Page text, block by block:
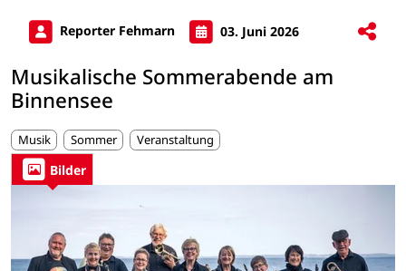
Reporter Fehmarn 03. Juni 2026
Musikalische Sommerabende am
Binnensee
Musik Sommer Veranstaltung
Bilder